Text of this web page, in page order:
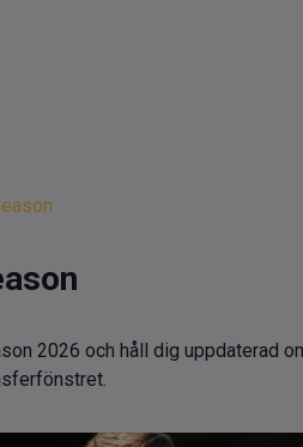
2026 och håll dig uppdaterad